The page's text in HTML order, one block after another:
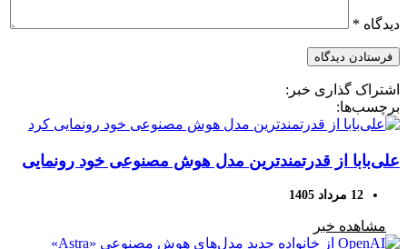
دیدگاه *
اشتراک گذاری خبر:
برچسب‌ها:
علی‌بابا از قدرتمندترین مدل هوش مصنوعی خود رونمایی
12 مرداد 1405
مشاهده خبر